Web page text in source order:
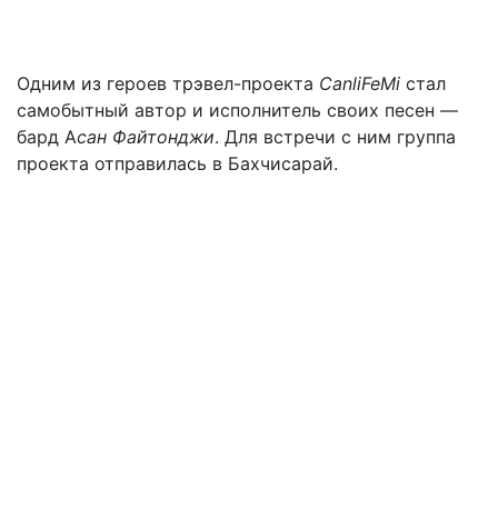
Одним из героев трэвел-проекта CanliFeMi стал
самобытный автор и исполнитель своих песен —
бард Асан Файтонджи. Для встречи с ним группа
проекта отправилась в Бахчисарай.